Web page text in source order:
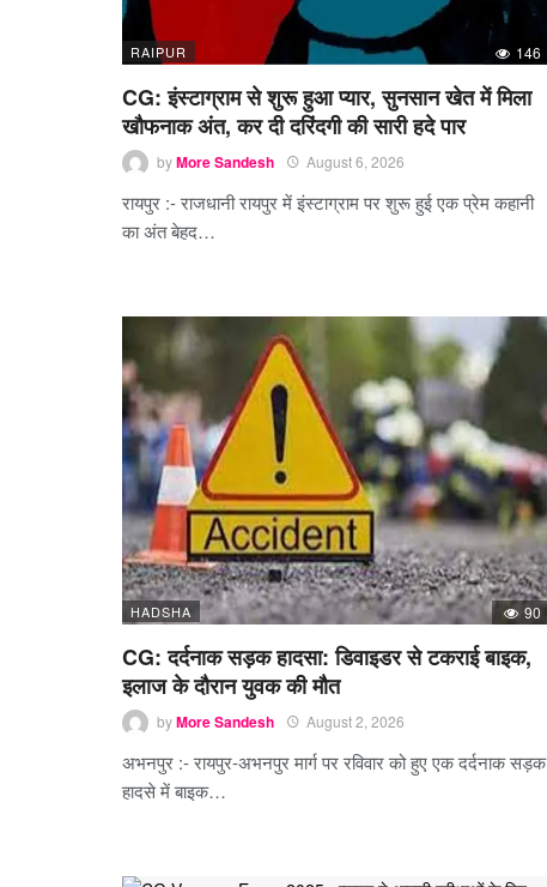
RAIPUR 146
CG: इंस्टाग्राम से शुरू हुआ प्यार, सुनसान खेत में मिला
खौफनाक अंत, कर दी दरिंदगी की सारी हदे पार
byMore Sandesh August 6, 2026
रायपुर :- राजधानी रायपुर में इंस्टाग्राम पर शुरू हुई एक प्रेम कहानी
का अंत बेहद…
HADSHA 90
CG: दर्दनाक सड़क हादसा: डिवाइडर से टकराई बाइक,
इलाज के दौरान युवक की मौत
byMore Sandesh August 2, 2026
अभनपुर :- रायपुर-अभनपुर मार्ग पर रविवार को हुए एक दर्दनाक सड़क
हादसे में बाइक…